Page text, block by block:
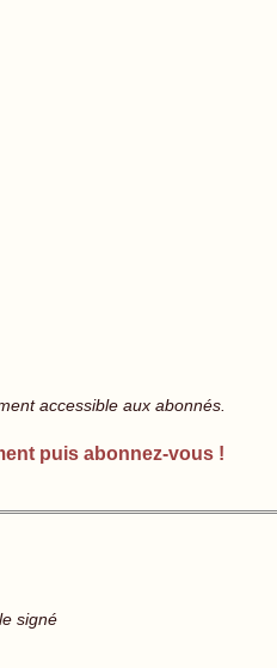
accessible aux abonnés.
puis abonnez-vous !
signé